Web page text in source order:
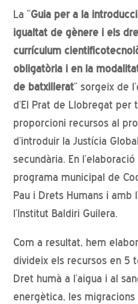
La “Guia per a la
igualtat de gènere i els
currículum
obligatòria i en la
de batxillerat” sorgeix de
d’El Prat de Llobregat per
proporcioni recursos al
d’introduir la Justícia
secundària. En
programa municipal de
Pau i Drets Humans i amb
l’Institut Baldiri Guilera.
Com a resultat, hem
divideix els recursos en 5
Dret humà a l’aigua i al
energètica, les